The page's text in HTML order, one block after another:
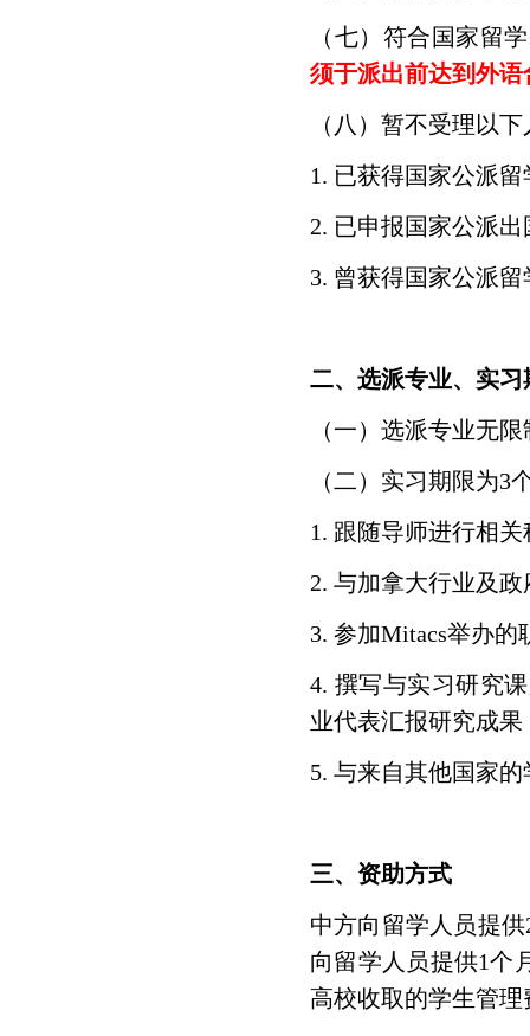
（七）符合国家留
须于派出前达到外
（八）暂不受理以
1. 已获得国家公派
2. 已申报国家公派
3. 曾获得国家公派
二、选派专业、实习
（一）选派专业无
（二）实习期限为3
1. 跟随导师进行相
2. 与加拿大行业及
3. 参加Mitacs举办
4. 撰写与实习研究
业代表汇报研究成果
5. 与来自其他国家
三、资助方式
中方向留学人员提
向留学人员提供1个
高校收取的学生管